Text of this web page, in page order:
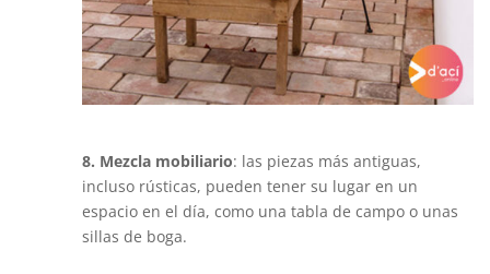
8. Mezcla mobiliario: las piezas más antiguas,
incluso rústicas, pueden tener su lugar en un
espacio en el día, como una tabla de campo o unas
sillas de boga.